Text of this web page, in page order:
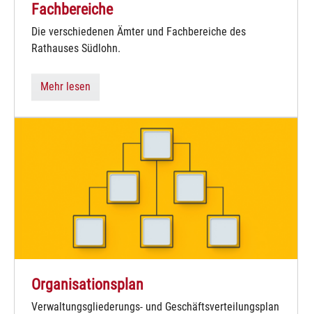
Fachbereiche
Die verschiedenen Ämter und Fachbereiche des
Rathauses Südlohn.
Mehr lesen
Organisationsplan
Verwaltungsgliederungs- und Geschäftsverteilungsplan